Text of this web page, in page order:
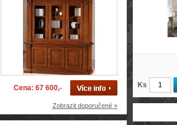
Cena: 67 600,-
Zobrazit doporučené »
Ks